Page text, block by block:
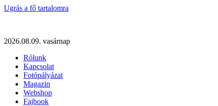
Ugrás a fő tartalomra
2026.08.09. vasárnap
Rólunk
Kapcsolat
Fotópályázat
Magazin
Webshop
Fajbook